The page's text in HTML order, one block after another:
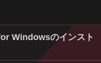
Windowsのインスト